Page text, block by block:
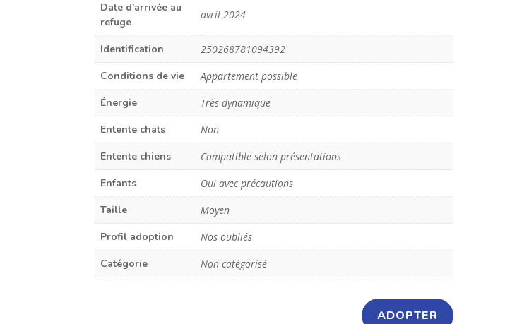
Date d'arrivée au
refuge
avril 2024
Identification
250268781094392
Conditions de vie
Appartement possible
Énergie
Très dynamique
Entente chats
Non
Entente chiens
Compatible selon présentations
Enfants
Oui avec précautions
Taille
Moyen
Profil adoption
Nos oubliés
Catégorie
Non catégorisé
ADOPTER